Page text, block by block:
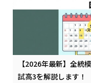
【2026年最新】全統
試高3を解説します！